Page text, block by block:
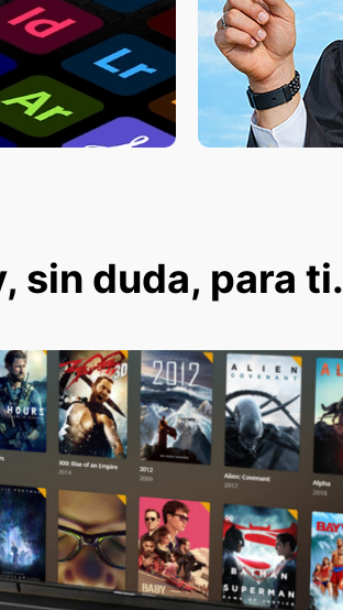
sin duda, para ti.